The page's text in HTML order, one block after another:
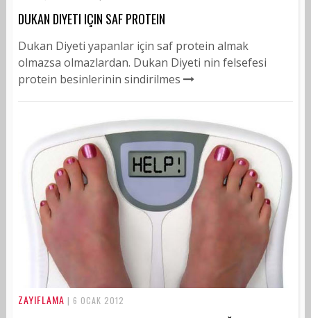
DUKAN DIYETI IÇIN SAF PROTEIN
Dukan Diyeti yapanlar için saf protein almak
olmazsa olmazlardan. Dukan Diyeti nin felsefesi
protein besinlerinin sindirilmes
ZAYIFLAMA | 6 OCAK 2012